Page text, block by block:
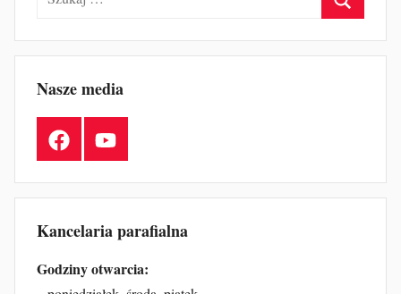
Nasze media
FacebookYouTube
Kancelaria parafialna
Godziny otwarcia: